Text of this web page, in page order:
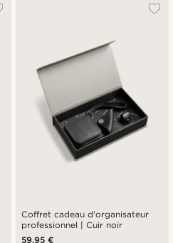
Coffret cadeau d'organisateur
professionnel | Cuir noir
59,95 €